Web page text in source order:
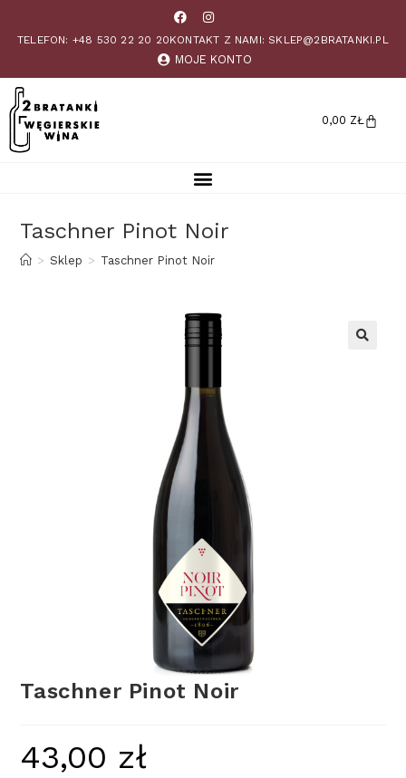
TELEFON: +48 530 22 20 20KONTAKT Z NAMI: SKLEP@2BRATANKI.PL
MOJE KONTO
0,00 ZŁ
Taschner Pinot Noir
> Sklep > Taschner Pinot Noir
Taschner Pinot Noir
43,00 zł